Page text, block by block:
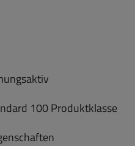
100 Produktklasse